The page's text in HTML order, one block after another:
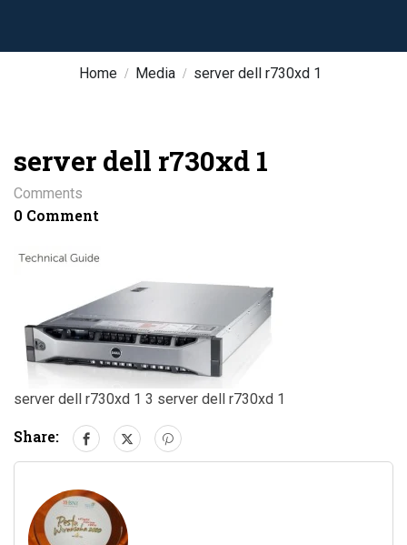
Home Media server dell r730xd 1
server dell r730xd 1
Comments
0 Comment
server dell r730xd 1 3 server dell r730xd 1
Share: